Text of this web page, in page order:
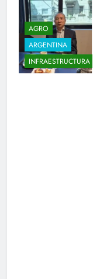
AGRO
ARGENTINA
INFRAESTRUCTURA